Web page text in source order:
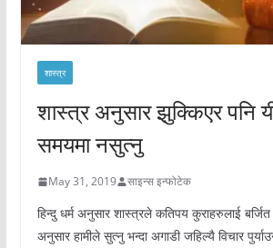
शास्त्र
शास्त्र अनुसार झुक्किएर पनि
समयमा नसुत्नु
May 31, 2019 साइन्स इन्फोटेक
हिन्दु धर्म अनुसार शास्त्रले कतिपय कुराहरुलाई
अनुसार हामीले सुत्नु भन्दा अगाडी जहिल्यै विचार